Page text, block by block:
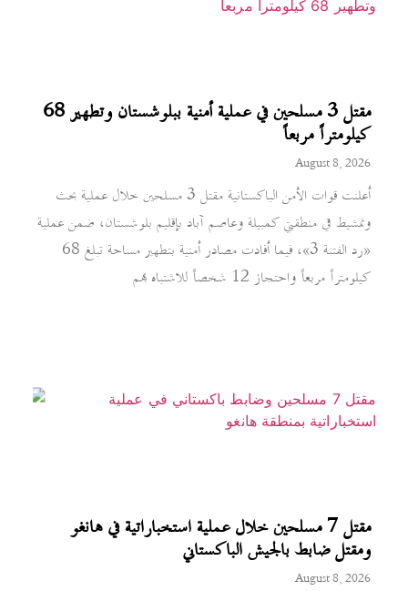
مقتل 3 مسلحين في عملية أمنية ببلوشستان وتطهير 68
كيلومتراً مربعاً
August 8, 2026
أعلنت قوات الأمن الباكستانية مقتل 3 مسلحين خلال عملية بحث
وتمشيط في منطقتي كمبيلة وعاصم آباد بإقليم بلوشستان، ضمن عملية
«رد الفتنة 3»، فيما أفادت مصادر أمنية بتطهير مساحة تبلغ 68
كيلومتراً مربعاً واحتجاز 12 شخصاً للاشتباه بهم
مقتل 7 مسلحين خلال عملية استخباراتية في هانغو
ومقتل ضابط بالجيش الباكستاني
August 8, 2026